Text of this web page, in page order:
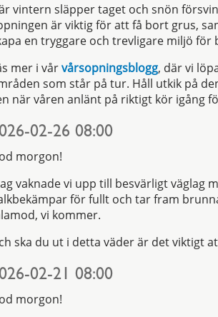
vintern släpper taget och snön
är viktig för att få bort grus,
en tryggare och trevligare miljö för
mer i vårvårsopningsblogg, där vi
som står på tur. Håll utkik på
när våren anlänt på riktigt kör igång
02-26 08:00
morgon!
vaknade vi upp till besvärligt väglag
för fullt och tar fram
vi kommer.
ska du ut i detta väder är det viktigt
02-21 08:00
morgon!